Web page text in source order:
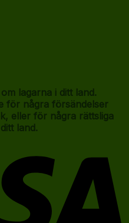
lagarna i ditt land.
för några försändelser
eller för några rättsliga
land.